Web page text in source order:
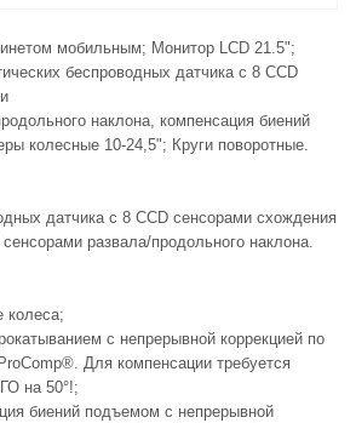
мобильным; Монитор LCD 21.5";
беспроводных датчика с 8 CCD
наклона, компенсация биений
колесные 10-24,5"; Круги поворотные.
датчика с 8 CCD сенсорами схождения
развала/продольного наклона.
колеса;
с непрерывной коррекцией по
Для компенсации требуется
на 50°!;
биений подъемом с непрерывной